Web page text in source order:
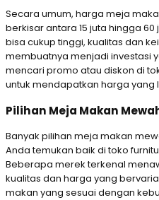
Secara umum, harga meja
berkisar antara 15 juta hingga
bisa cukup tinggi, kualitas dan
membuatnya menjadi investasi
mencari promo atau diskon di
untuk mendapatkan harga yang
Pilihan Meja Makan
Banyak pilihan meja makan
Anda temukan baik di toko
Beberapa merek terkenal
kualitas dan harga yang
makan yang sesuai dengan